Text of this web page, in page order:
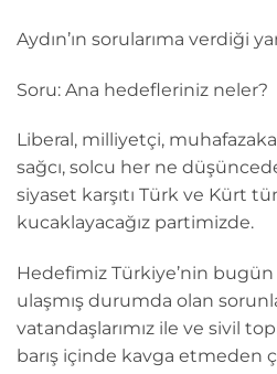
Aydın’ın sorularıma verdiği
Soru: Ana hedefleriniz neler?
Liberal, milliyetçi,
sağcı, solcu her ne
siyaset karşıtı Türk ve Kürt
kucaklayacağız partimizde.
Hedefimiz Türkiye’nin bugün
ulaşmış durumda olan
vatandaşlarımız ile ve sivil
barış içinde kavga etmeden